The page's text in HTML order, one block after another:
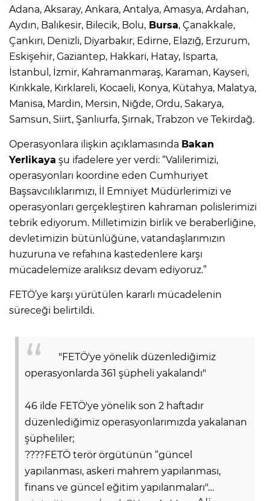
Adana, Aksaray, Ankara, Antalya, Amasya, Ardahan,
Aydın, Balıkesir, Bilecik, Bolu, Bursa, Çanakkale,
Çankırı, Denizli, Diyarbakır, Edirne, Elazığ, Erzurum,
Eskişehir, Gaziantep, Hakkari, Hatay, Isparta,
İstanbul, İzmir, Kahramanmaraş, Karaman, Kayseri,
Kırıkkale, Kırklareli, Kocaeli, Konya, Kütahya, Malatya,
Manisa, Mardin, Mersin, Niğde, Ordu, Sakarya,
Samsun, Siirt, Şanlıurfa, Şırnak, Trabzon ve Tekirdağ.
Operasyonlara ilişkin açıklamasında Bakan
Yerlikaya şu ifadelere yer verdi: “Valilerimizi,
operasyonları koordine eden Cumhuriyet
Başsavcılıklarımızı, İl Emniyet Müdürlerimizi ve
operasyonları gerçekleştiren kahraman polislerimizi
tebrik ediyorum. Milletimizin birlik ve beraberliğine,
devletimizin bütünlüğüne, vatandaşlarımızın
huzuruna ve refahına kastedenlere karşı
mücadelemize aralıksız devam ediyoruz.”
FETÖ’ye karşı yürütülen kararlı mücadelenin
süreceği belirtildi.
"FETÖ'ye yönelik düzenlediğimiz
operasyonlarda 361 şüpheli yakalandı"
46 ilde FETÖ'ye yönelik son 2 haftadır
düzenlediğimiz operasyonlarımızda yakalanan
şüpheliler;
????FETÖ terör örgütünün “güncel
yapılanması, askeri mahrem yapılanması,
finans ve güncel eğitim yapılanmaları"…